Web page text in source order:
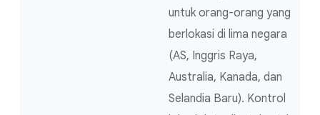
untuk orang-orang yang
berlokasi di lima negara
(AS, Inggris Raya,
Australia, Kanada, dan
Selandia Baru). Kontrol